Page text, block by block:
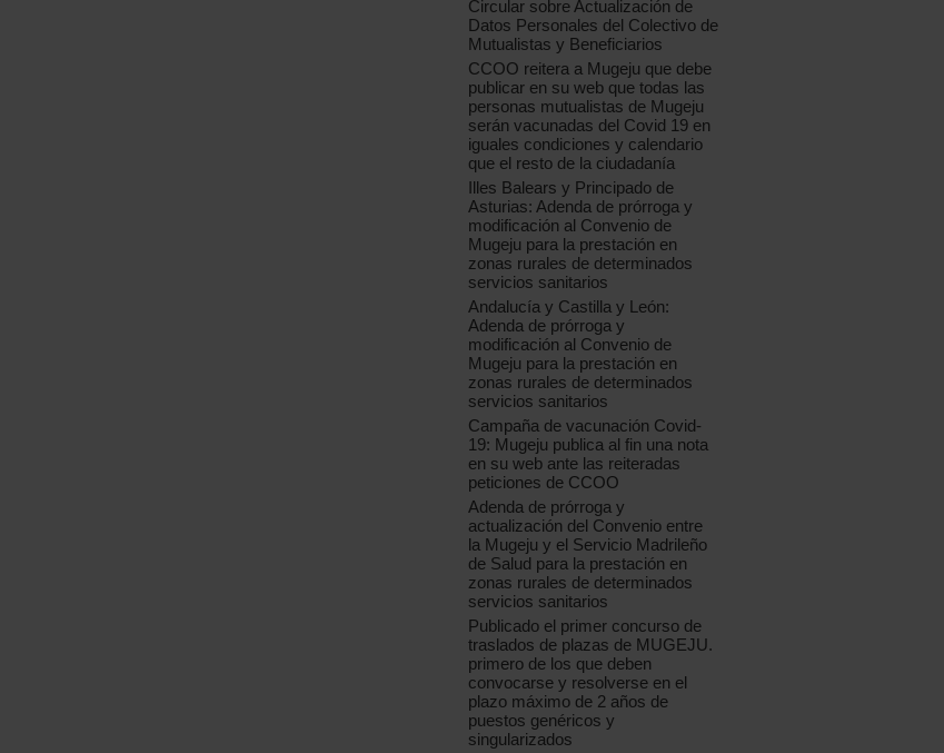
Circular sobre Actualización de
Datos Personales del Colectivo de
Mutualistas y Beneficiarios
CCOO reitera a Mugeju que debe
publicar en su web que todas las
personas mutualistas de Mugeju
serán vacunadas del Covid 19 en
iguales condiciones y calendario
que el resto de la ciudadanía
Illes Balears y Principado de
Asturias: Adenda de prórroga y
modificación al Convenio de
Mugeju para la prestación en
zonas rurales de determinados
servicios sanitarios
Andalucía y Castilla y León:
Adenda de prórroga y
modificación al Convenio de
Mugeju para la prestación en
zonas rurales de determinados
servicios sanitarios
Campaña de vacunación Covid-
19: Mugeju publica al fin una nota
en su web ante las reiteradas
peticiones de CCOO
Adenda de prórroga y
actualización del Convenio entre
la Mugeju y el Servicio Madrileño
de Salud para la prestación en
zonas rurales de determinados
servicios sanitarios
Publicado el primer concurso de
traslados de plazas de MUGEJU.
primero de los que deben
convocarse y resolverse en el
plazo máximo de 2 años de
puestos genéricos y
singularizados